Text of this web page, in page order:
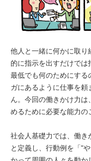
他人と一緒に何かに取
的に指示を出すだけでは
最低でも何のためにする
ガにあるように仕事を
ん。今回の働きかけ力
めるために必要な能力の
社会人基礎力では、働き
と定義し、行動例を「"